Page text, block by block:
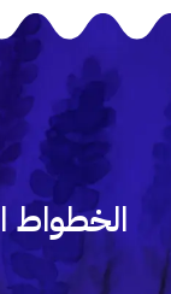
الخطواط